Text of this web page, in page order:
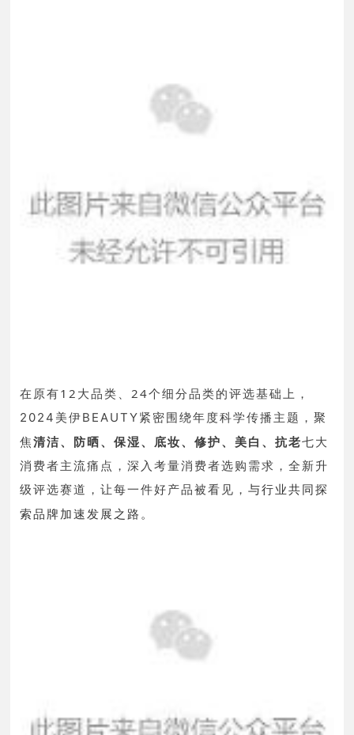
在原有12大品类、24个细分品类的评选基础上，
2024美伊BEAUTY紧密围绕年度科学传播主题，聚
焦清洁、防晒、保湿、底妆、修护、美白、抗老七大
消费者主流痛点，深入考量消费者选购需求，全新升
级评选赛道，让每一件好产品被看见，与行业共同探
索品牌加速发展之路。